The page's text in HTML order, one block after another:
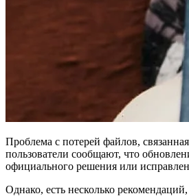
Проблема с потерей файлов,
пользователи сообщают, что
официального решения или
Однако, есть несколько